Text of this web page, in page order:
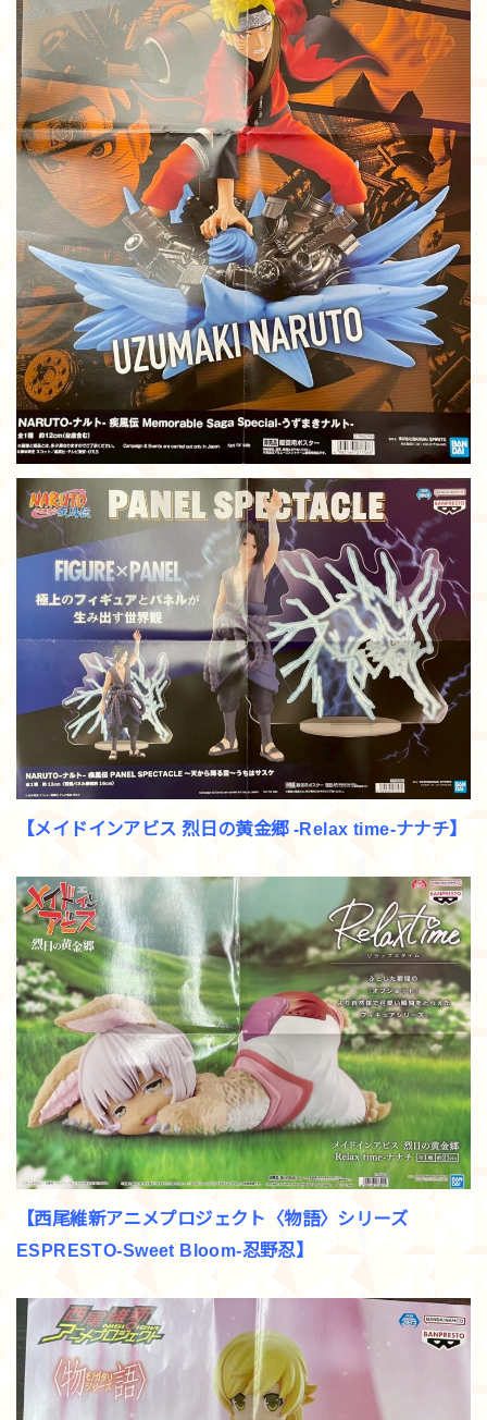
【メイドインアビス 烈日の黄金郷 -Relax time-ナナチ】
【西尾維新アニメプロジェクト〈物語〉シリーズ
ESPRESTO-Sweet Bloom-忍野忍】